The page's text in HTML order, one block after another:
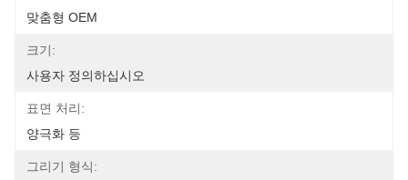
맞춤형 OEM
크기:
사용자 정의하십시오
표면 처리:
양극화 등
그리기 형식: